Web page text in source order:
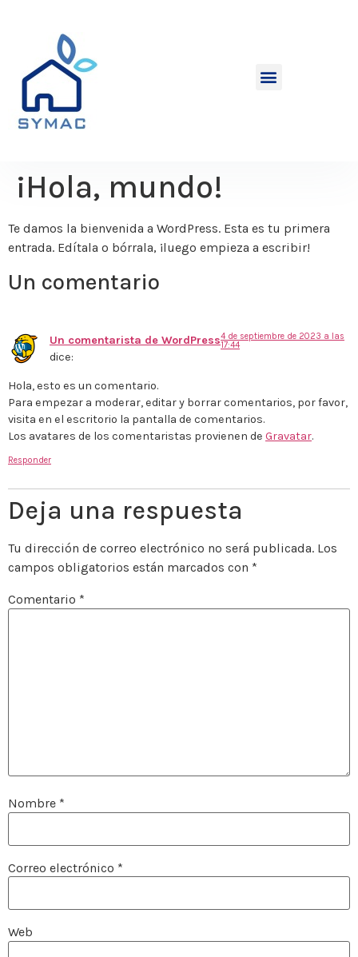
¡Hola, mundo!
Te damos la bienvenida a WordPress. Esta es tu primera
entrada. Edítala o bórrala, ¡luego empieza a escribir!
Un comentario
Un comentarista de WordPress
dice:
4 de septiembre de 2023 a las
17:44
Hola, esto es un comentario.
Para empezar a moderar, editar y borrar comentarios, por favor,
visita en el escritorio la pantalla de comentarios.
Los avatares de los comentaristas provienen de Gravatar.
Responder
Deja una respuesta
Tu dirección de correo electrónico no será publicada. Los
campos obligatorios están marcados con *
Comentario *
Nombre *
Correo electrónico *
Web